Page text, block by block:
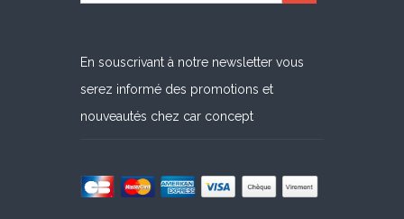
En souscrivant à notre newsletter vous
serez informé des promotions et
nouveautés chez car concept